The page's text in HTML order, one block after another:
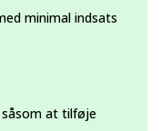
minimal indsats
såsom at tilføje